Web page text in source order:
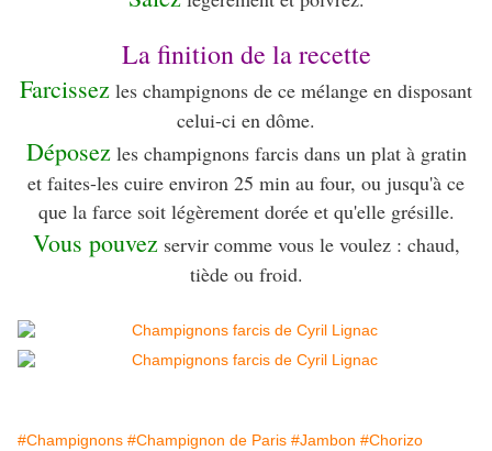
La finition de la recette
Farcissez les champignons de ce mélange en disposant
celui-ci en dôme.
Déposez les champignons farcis dans un plat à gratin
et faites-les cuire environ 25 min au four, ou jusqu'à ce
que la farce soit légèrement dorée et qu'elle grésille.
Vous pouvezservir comme vous le voulez : chaud,
tiède ou froid.
#Champignons #Champignon de Paris #Jambon #Chorizo